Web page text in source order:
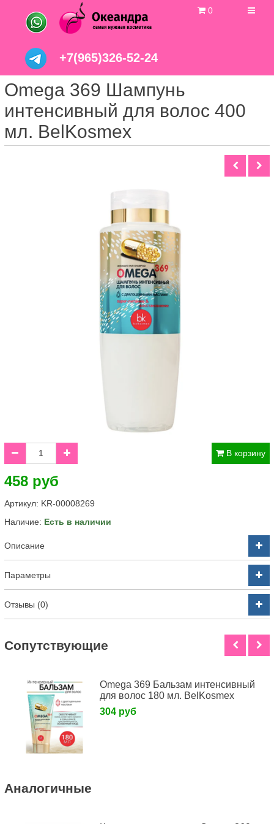
+7(965)326-52-24
0
Omega 369 Шампунь
интенсивный для волос 400
мл. BelKosmex
В корзину
458 руб
Артикул: KR-00008269
Наличие: Есть в наличии
Описание
Параметры
Отзывы (0)
Cопутствующие
Omega 369 Бальзам интенсивный
для волос 180 мл. BelKosmex
304 руб
Аналогичные